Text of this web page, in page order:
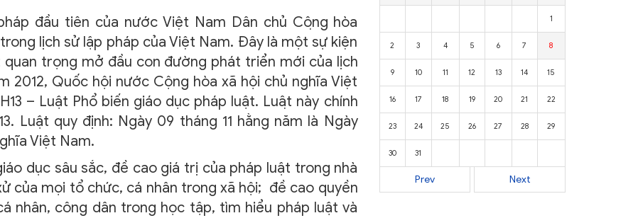
đầu tiên của nước Việt Nam Dân chủ Cộng hòa
lịch sử lập pháp của Việt Nam. Đây là một sự kiện
trọng mở đầu con đường phát triển mới của lịch
2012, Quốc hội nước Cộng hòa xã hội chủ nghĩa Việt
– Luật Phổ biến giáo dục pháp luật. Luật này chính
Luật quy định: Ngày 09 tháng 11 hằng năm là Ngày
Việt Nam.
dục sâu sắc, đề cao giá trị của pháp luật trong nhà
của mọi tổ chức, cá nhân trong xã hội; đề cao quyền
nhân, công dân trong học tập, tìm hiểu pháp luật và
Prev Next
1
2 3 4 5 6 7 8
9 10 11 12 13 14 15
16 17 18 19 20 21 22
23 24 25 26 27 28 29
30 31